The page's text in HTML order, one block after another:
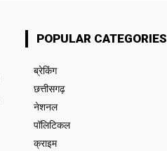
POPULAR CATEGORIES
ब्रेकिंग
छत्तीसगढ़
नेशनल
पॉलिटिकल
क्राइम